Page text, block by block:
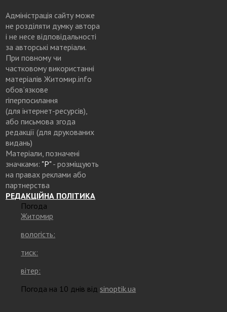
Адміністрація сайту може
не розділяти думку автора
і не несе відповідальності
за авторські матеріали.
При повному чи
частковому використанні
матеріалів Житомир.info
обов’язкове
гіперпосилання
(для інтернет-ресурсів),
або письмова згода
редакції (для друкованих
видань)
Матеріали, позначені
значками: "Р"- розміщують
на правах реклами або
партнерства
РЕДАКЦІЙНА ПОЛІТИКА
Погода
Житомир
вологість:
тиск:
вітер:
Погода на 10 днів від sinoptik.ua